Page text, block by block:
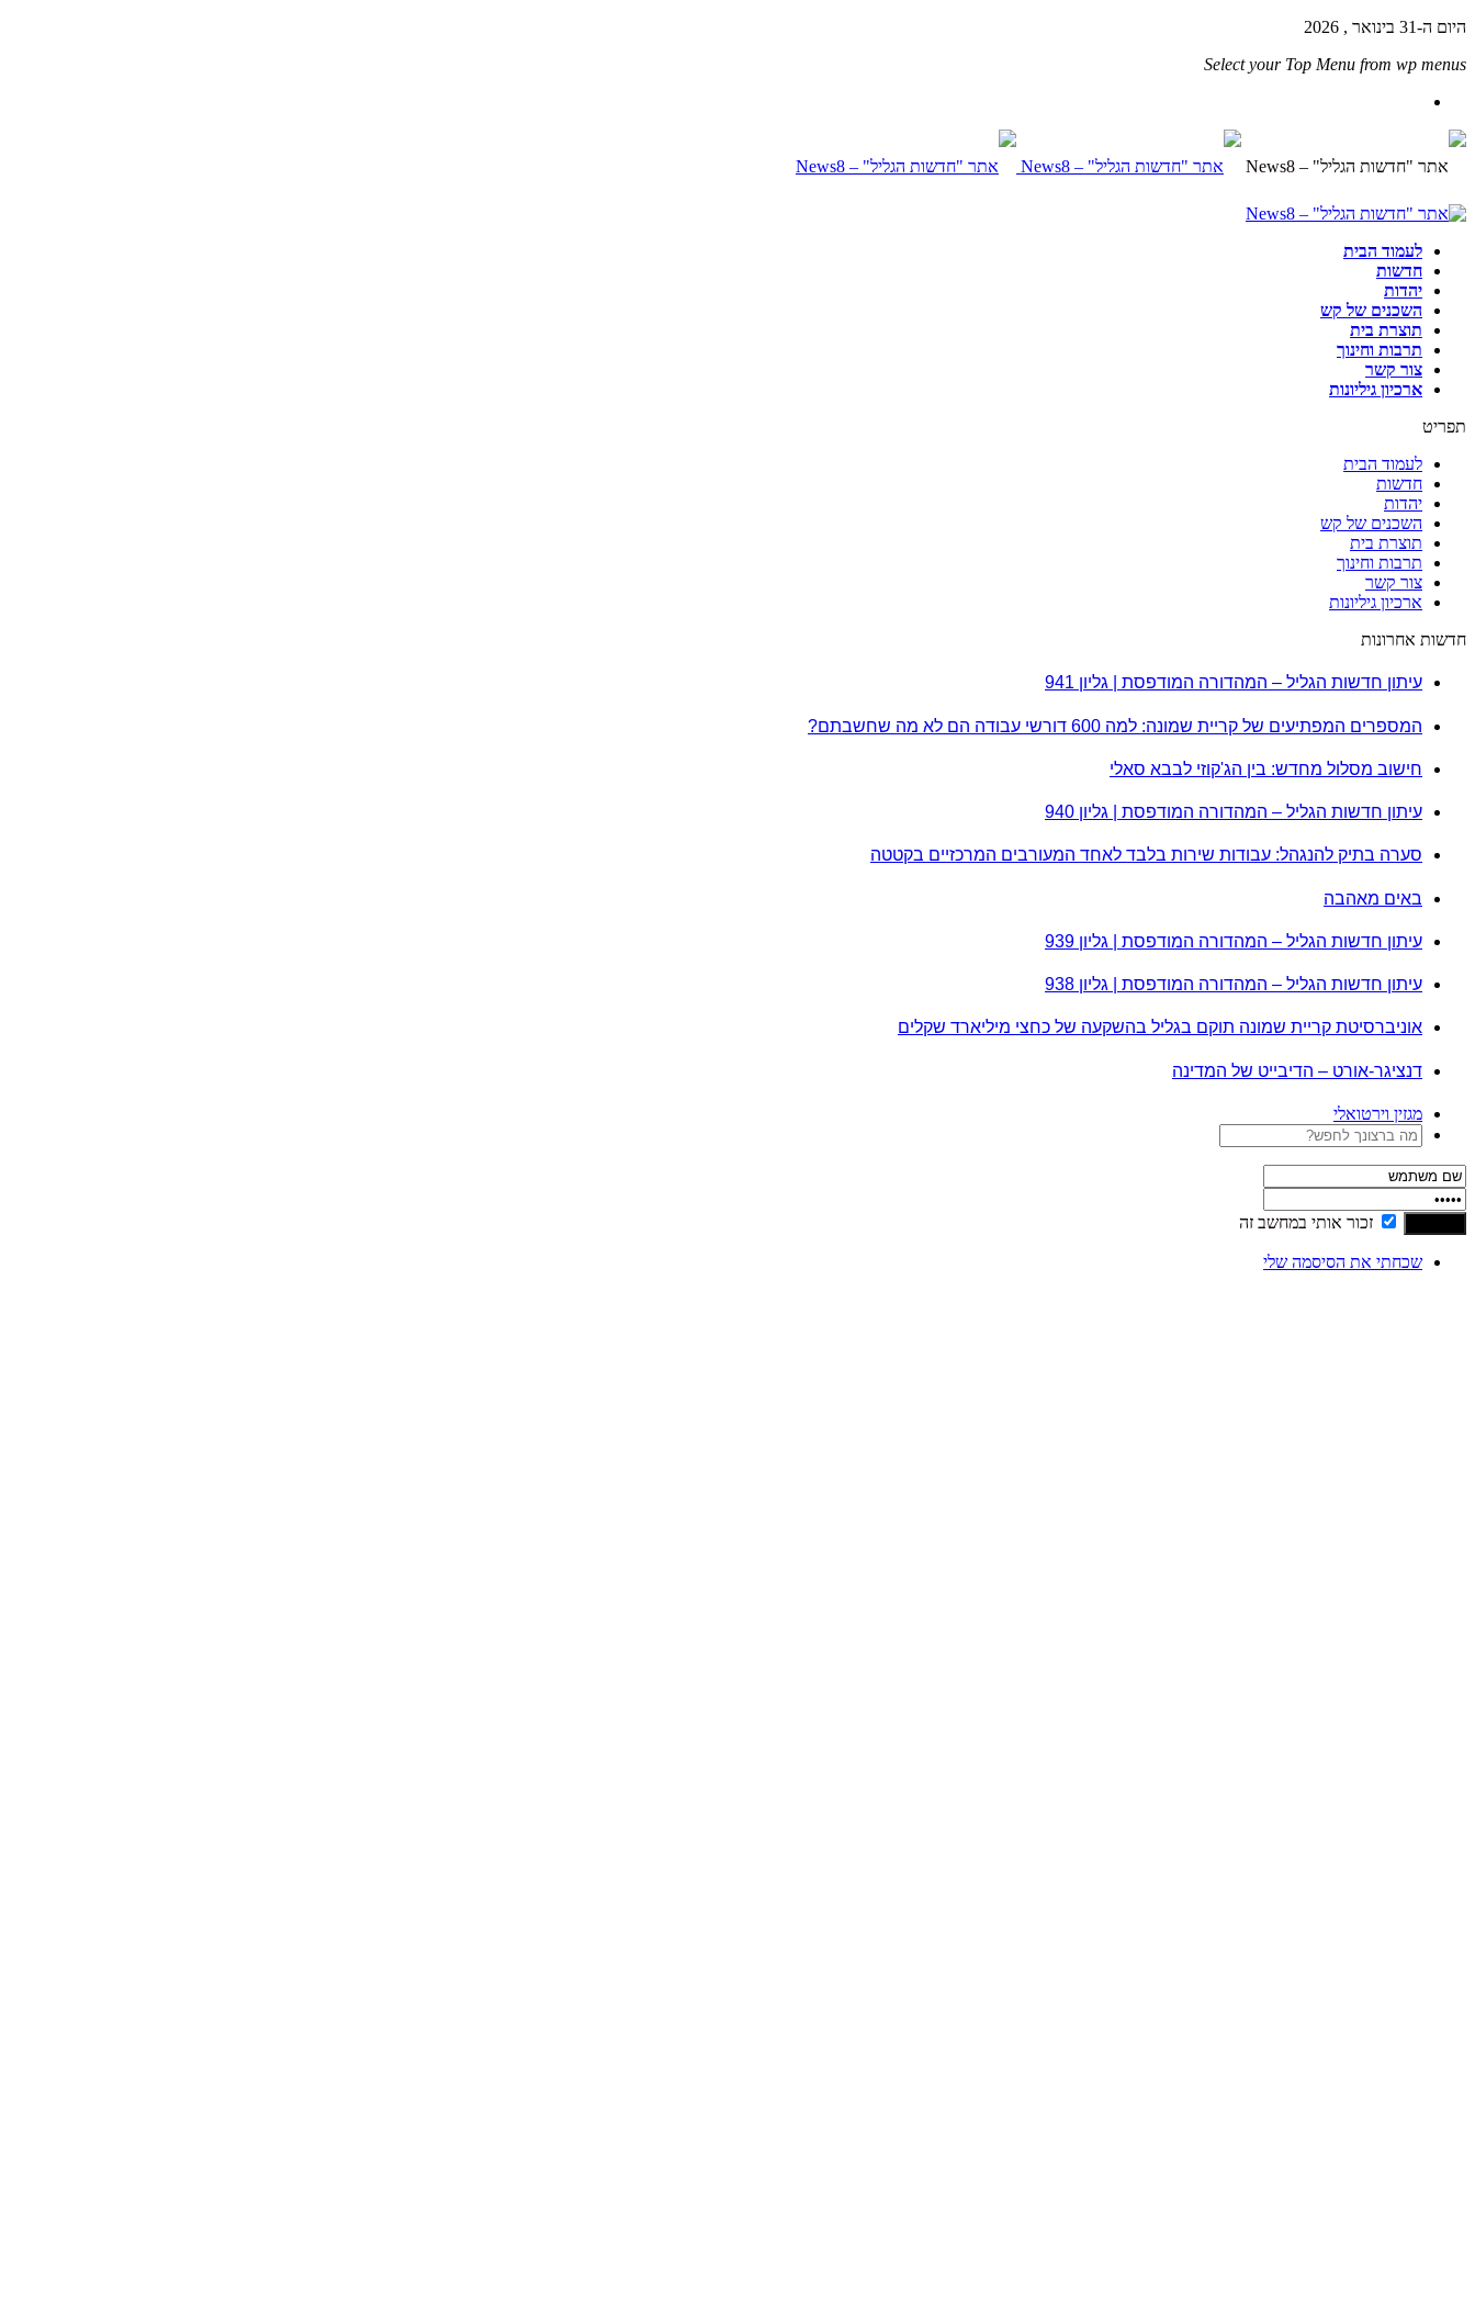
היום ה-31 בינואר , 2026
Select your Top Menu from wp menus
לעמוד הבית
חדשות
יהדות
השכנים של קש
תוצרת בית
תרבות וחינוך
צור קשר
ארכיון גיליונות
תפריט
לעמוד הבית
חדשות
יהדות
השכנים של קש
תוצרת בית
תרבות וחינוך
צור קשר
ארכיון גיליונות
חדשות אחרונות
עיתון חדשות הגליל – המהדורה המודפסת | גליון 941
המספרים המפתיעים של קריית שמונה: למה 600 דורשי עבודה הם לא מה שחשבתם?
חישוב מסלול מחדש: בין הג'קוזי לבבא סאלי
עיתון חדשות הגליל – המהדורה המודפסת | גליון 940
סערה בתיק להנגהל: עבודות שירות בלבד לאחד המעורבים המרכזיים בקטטה
באים מאהבה
עיתון חדשות הגליל – המהדורה המודפסת | גליון 939
עיתון חדשות הגליל – המהדורה המודפסת | גליון 938
אוניברסיטת קריית שמונה תוקם בגליל בהשקעה של כחצי מיליארד שקלים
דנציגר-אורט – הדיבייט של המדינה
מגזין וירטואלי
זכור אותי במחשב זה
שכחתי את הסיסמה שלי